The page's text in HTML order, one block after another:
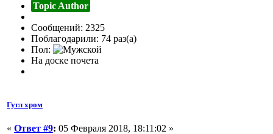
Topic Author
Сообщений: 2325
Поблагодарили: 74 раз(а)
Пол:
На доске почета
Гугл хром
« Ответ #9: 05 Февраля 2018, 18:11:02 »